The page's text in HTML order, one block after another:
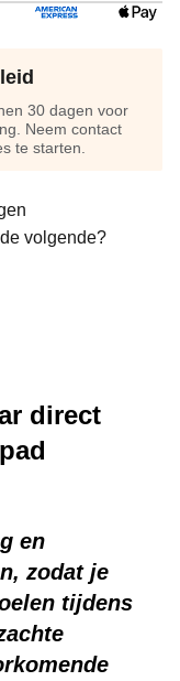
30 dagen voor
Neem contact
te starten.
volgende?
direct
en
zodat je
tijdens